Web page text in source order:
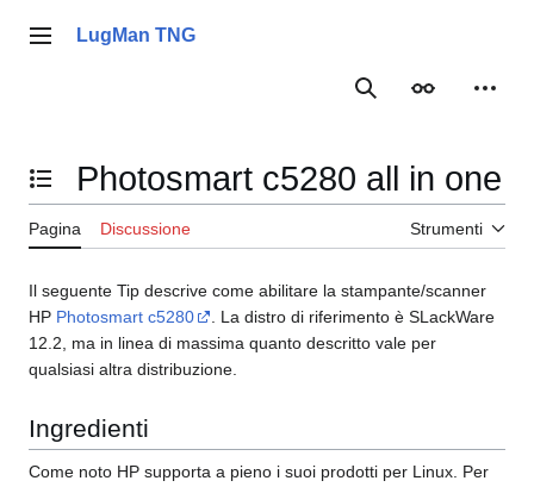
Menu principale
LugMan TNG
RicercaAspetto
Mostra/Nascondi l'indice
Photosmart c5280 all in one
Pagina Discussione Strumenti
Il seguente Tip descrive come abilitare la stampante/scanner
HP Photosmart c5280
. La distro di riferimento è SLackWare
12.2, ma in linea di massima quanto descritto vale per
qualsiasi altra distribuzione.
Ingredienti
Come noto HP supporta a pieno i suoi prodotti per Linux. Per